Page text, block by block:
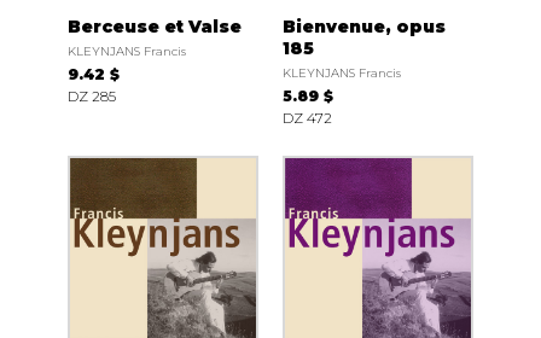
Berceuse et Valse
KLEYNJANS Francis
9.42 $
DZ 285
Bienvenue, opus
185
KLEYNJANS Francis
5.89 $
DZ 472